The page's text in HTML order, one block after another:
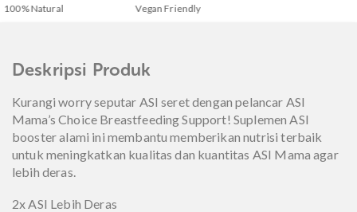
Vegan Friendly
Deskripsi Produk
Kurangi worry seputar ASI seret dengan pelancar ASI
Mama’s Choice Breastfeeding Support! Suplemen ASI
booster alami ini membantu memberikan nutrisi terbaik
untuk meningkatkan kualitas dan kuantitas ASI Mama agar
lebih deras.
2x ASI Lebih Deras